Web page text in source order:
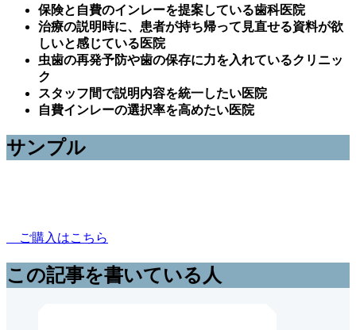
保険と自費のインレーを提案している歯科医院
治療の説明時に、患者が持ち帰って見直せる資料が欲
しいと感じている医院
虫歯の再発予防や歯の保存に力を入れているクリニッ
ク
スタッフ間で説明内容を統一したい医院
自費インレーの選択率を高めたい医院
サンプル
ご購入はこちら
この記事を書いている人